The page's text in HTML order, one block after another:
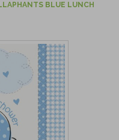
BLUE LUNCH